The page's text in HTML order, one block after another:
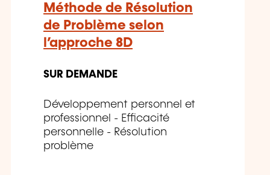
Méthode de Résolution
de Problème selon
l’approche 8D
SUR DEMANDE
Développement personnel et
professionnel - Efficacité
personnelle - Résolution
problème